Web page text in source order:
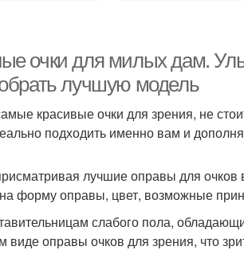
очки для милых дам.
лучшую модель
красивые очки для зрения, не
подходить именно вам и
лучшие оправы для очков
форму оправы, цвет, возможные
слабого пола,
виде оправы очков для зрения, что